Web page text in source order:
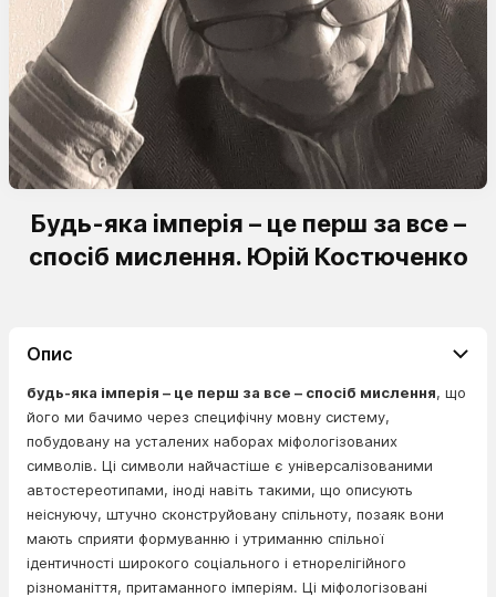
Будь-яка імперія – це перш за все –
спосіб мислення. Юрій Костюченко
Опис
будь-яка імперія – це перш за все – спосіб мислення, що
його ми бачимо через специфічну мовну систему,
побудовану на усталених наборах міфологізованих
символів. Ці символи найчастіше є універсалізованими
автостереотипами, іноді навіть такими, що описують
неіснуючу, штучно сконструйовану спільноту, позаяк вони
мають сприяти формуванню і утриманню спільної
ідентичності широкого соціального і етнорелігійного
різноманіття, притаманного імперіям. Ці міфологізовані